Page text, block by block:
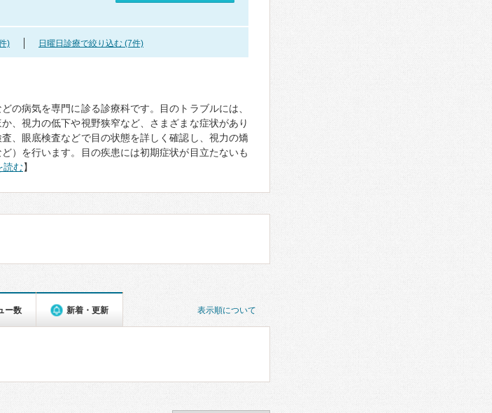
) 日曜日診療で絞り込む (7件)
の病気を専門に診る診療科です。目のトラブルには、
、視力の低下や視野狭窄など、さまざまな症状があり
、眼底検査などで目の状態を詳しく確認し、視力の矯
）を行います。目の疾患には初期症状が目立たないも
読む】
表示順について
ー数 新着・更新